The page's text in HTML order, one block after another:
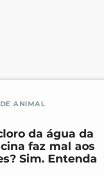
ANIMAL
da água da
faz mal aos
Sim. Entenda